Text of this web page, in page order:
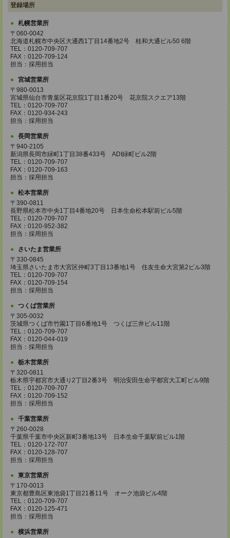
登録場所
札幌営業所
〒060-0042
北海道札幌市中央区大通西1丁目14番地2号 桂和大通ビル50 6階
TEL：0120-709-707
FAX：0120-709-124
担当：採用担当
宮城営業所
〒980-0013
宮城県仙台市青葉区花京院1丁目1番20号 花京院スクエア13階
TEL：0120-709-707
FAX：0120-934-243
担当：採用担当
長岡営業所
〒940-2105
新潟県長岡市緑町1丁目38番433号 ADI緑町ビル2階
TEL：0120-709-707
FAX：0120-709-163
担当：採用担当
松本営業所
〒390-0811
長野県松本市中央1丁目4番地20号 日本生命松本駅前ビル5階
TEL：0120-709-707
FAX：0120-952-382
担当：採用担当
さいたま営業所
〒330-0845
埼玉県さいたま市大宮区仲町3丁目13番地1号 住友生命大宮第2ビル3階
TEL：0120-709-707
FAX：0120-709-154
担当：採用担当
つくば営業所
〒305-0032
茨城県つくば市竹園1丁目6番地1号 つくば三井ビル11階
TEL：0120-709-707
FAX：0120-044-019
担当：採用担当
栃木営業所
〒320-0811
栃木県宇都宮市大通り2丁目2番3号 明治安田生命宇都宮大工町ビル9階
TEL：0120-709-707
FAX：0120-709-152
担当：採用担当
千葉営業所
〒260-0028
千葉県千葉市中央区新町3番地13号 日本生命千葉駅前ビル1階
TEL：0120-172-707
FAX：0120-128-707
担当：採用担当
東京営業所
〒170-0013
東京都豊島区東池袋1丁目21番11号 オーク池袋ビル4階
TEL：0120-709-707
FAX：0120-125-471
担当：採用担当
横浜営業所